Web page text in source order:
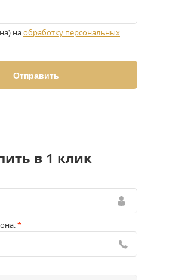
наобработку персональных
в 1 клик
*